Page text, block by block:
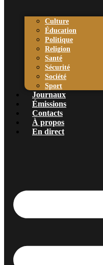
Culture
Éducation
Politique
Religion
Santé
Sécurité
Société
Sport
Journaux
Émissions
Contacts
À propos
En direct